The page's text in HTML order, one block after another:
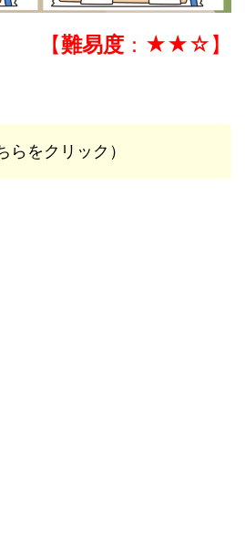
【難易度 ：★★☆】
をクリック）